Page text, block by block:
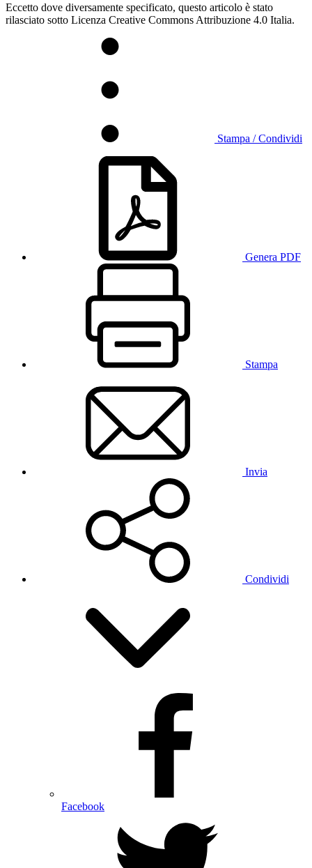
Eccetto dove diversamente specificato, questo articolo è stato
rilasciato sotto Licenza Creative Commons Attribuzione 4.0 Italia.
Stampa / Condividi
Genera PDF
Stampa
Invia
Condividi
Facebook